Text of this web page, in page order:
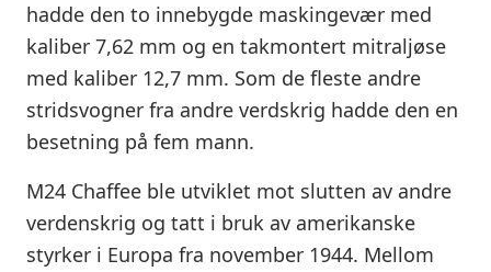
hadde den to innebygde maskingevær med
kaliber 7,62 mm og en takmontert mitraljøse
med kaliber 12,7 mm. Som de fleste andre
stridsvogner fra andre verdskrig hadde den en
besetning på fem mann.
M24 Chaffee ble utviklet mot slutten av andre
verdenskrig og tatt i bruk av amerikanske
styrker i Europa fra november 1944. Mellom